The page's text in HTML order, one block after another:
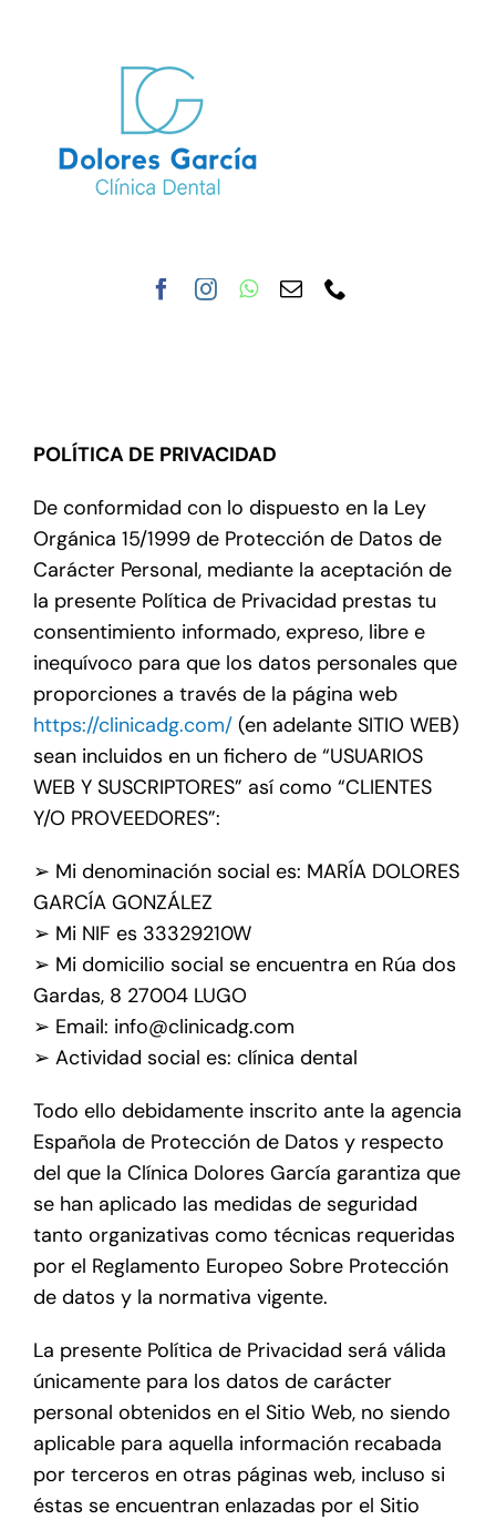
Nuestra clínica
POLÍTICA DE PRIVACIDAD
De conformidad con lo dispuesto en la Ley
Orgánica 15/1999 de Protección de Datos de
Carácter Personal, mediante la aceptación de
la presente Política de Privacidad prestas tu
consentimiento informado, expreso, libre e
inequívoco para que los datos personales que
proporciones a través de la página web
https://clinicadg.com/ (en adelante SITIO WEB)
sean incluidos en un fichero de “USUARIOS
WEB Y SUSCRIPTORES” así como “CLIENTES
Y/O PROVEEDORES”:
➢ Mi denominación social es: MARÍA DOLORES
GARCÍA GONZÁLEZ
➢ Mi NIF es 33329210W
➢ Mi domicilio social se encuentra en Rúa dos
Gardas, 8 27004 LUGO
➢ Email: info@clinicadg.com
➢ Actividad social es: clínica dental
Todo ello debidamente inscrito ante la agencia
Española de Protección de Datos y respecto
del que la Clínica Dolores García garantiza que
se han aplicado las medidas de seguridad
tanto organizativas como técnicas requeridas
por el Reglamento Europeo Sobre Protección
de datos y la normativa vigente.
La presente Política de Privacidad será válida
únicamente para los datos de carácter
personal obtenidos en el Sitio Web, no siendo
aplicable para aquella información recabada
por terceros en otras páginas web, incluso si
éstas se encuentran enlazadas por el Sitio